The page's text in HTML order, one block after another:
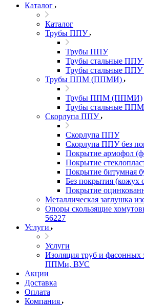
Каталог
Каталог
Трубы ППУ
Трубы ППУ
Трубы стальные
Трубы стальные
Трубы ППМ (ППМИ)
Трубы ППМ (ППМИ)
Трубы стальные ППМ
Скорлупа ППУ
Скорлупа ППУ
Скорлупа ППУ без
Покрытие армофол
Покрытие
Покрытие битумная
Без покрытия (кожух
Покрытие
Металлическая заглушка
Опоры скользящие
56227
Услуги
Услуги
Изоляция труб и
ППМи, ВУС
Акции
Доставка
Оплата
Компания